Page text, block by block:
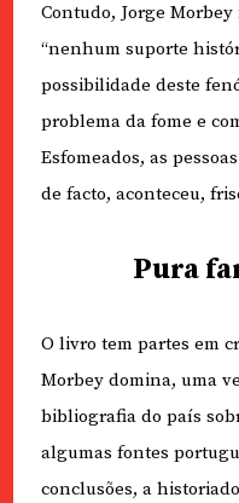
Contudo, Jorge
“nenhum suporte
possibilidade deste
problema da fome e
Esfomeados, as
de facto, aconteceu,
Pura
O livro tem partes em
Morbey domina, uma
bibliografia do país
algumas fontes
conclusões, a